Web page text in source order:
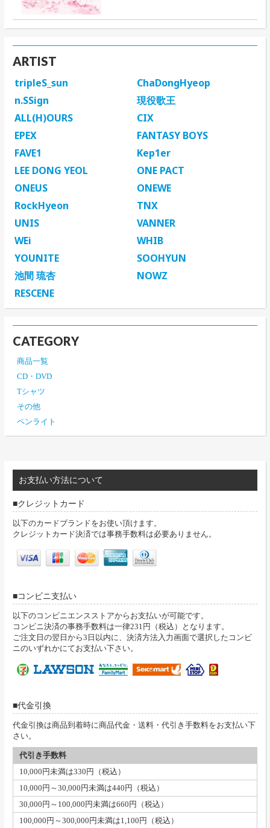
ARTIST
tripleS_sun
ChaDongHyeop
n.SSign
現役歌王
ALL(H)OURS
CIX
EPEX
FANTASY BOYS
FAVE1
Kep1er
LEE DONG YEOL
ONE PACT
ONEUS
ONEWE
RockHyeon
TNX
UNIS
VANNER
WEi
WHIB
YOUNITE
SOOHYUN
池間 琉杏
NOWZ
RESCENE
CATEGORY
商品一覧
CD・DVD
Tシャツ
その他
ペンライト
お支払い方法について
クレジットカード
以下のカードブランドをお使い頂けます。
クレジットカード決済では事務手数料は必要ありません。
コンビニ支払い
以下のコンビニエンスストアからお支払いが可能です。
コンビニ決済の事務手数料は一律231円（税込）となります。
ご注文日の翌日から3日以内に、決済方法入力画面で選択したコンビ
ニのいずれかにてお支払い下さい。
代金引換
代金引換は商品到着時に商品代金・送料・代引き手数料をお支払い下
さい。
代引き手数料
10,000円未満は330円（税込）
10,000円～30,000円未満は440円（税込）
30,000円～100,000円未満は660円（税込）
100,000円～300,000円未満は1,100円（税込）